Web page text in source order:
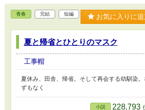
青春 完結 短編 お気に入りに追
夏と帰省とひとりのマスク
工事帽
夏休み、田舎、帰省。そして再会する幼馴染
ずもなく
小説 228,793